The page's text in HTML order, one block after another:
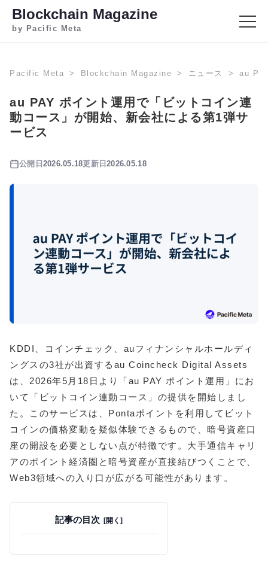
Blockchain Magazine
by Pacific Meta
Pacific Meta Blockchain Magazine ニュース au
au PAY ポイント運用で「ビットコイン連
動コース」が開始、新会社による第1弾サ
ービス
公開日 2026.05.18更新日2026.05.18
KDDI、コインチェック、auフィナンシャルホールディ
ングスの3社が出資するau Coincheck Digital Assets
は、2026年5月18日より「au PAY ポイント運用」にお
いて「ビットコイン連動コース」の提供を開始しまし
た。このサービスは、Pontaポイントを利用してビット
コインの価格変動を疑似体験できるもので、暗号資産口
座の開設を必要としない点が特徴です。大手通信キャリ
アのポイント経済圏と暗号資産が直接結びつくことで、
Web3領域への入り口が広がる可能性があります。
記事の目次